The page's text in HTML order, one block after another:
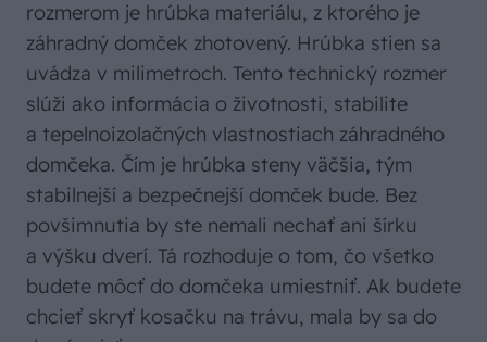
rozmerom je hrúbka materiálu, z ktorého je
záhradný domček zhotovený. Hrúbka stien sa
uvádza v milimetroch. Tento technický rozmer
slúži ako informácia o životnosti, stabilite
a tepelnoizolačných vlastnostiach záhradného
domčeka. Čím je hrúbka steny väčšia, tým
stabilnejší a bezpečnejší domček bude. Bez
povšimnutia by ste nemali nechať ani šírku
a výšku dverí. Tá rozhoduje o tom, čo všetko
budete môcť do domčeka umiestniť. Ak budete
chcieť skryť kosačku na trávu, mala by sa do